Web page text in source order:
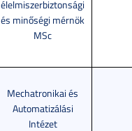
élelmiszerbiztonsági
és minőségi mérnök
MSc
Mechatronikai és
Automatizálási
Intézet